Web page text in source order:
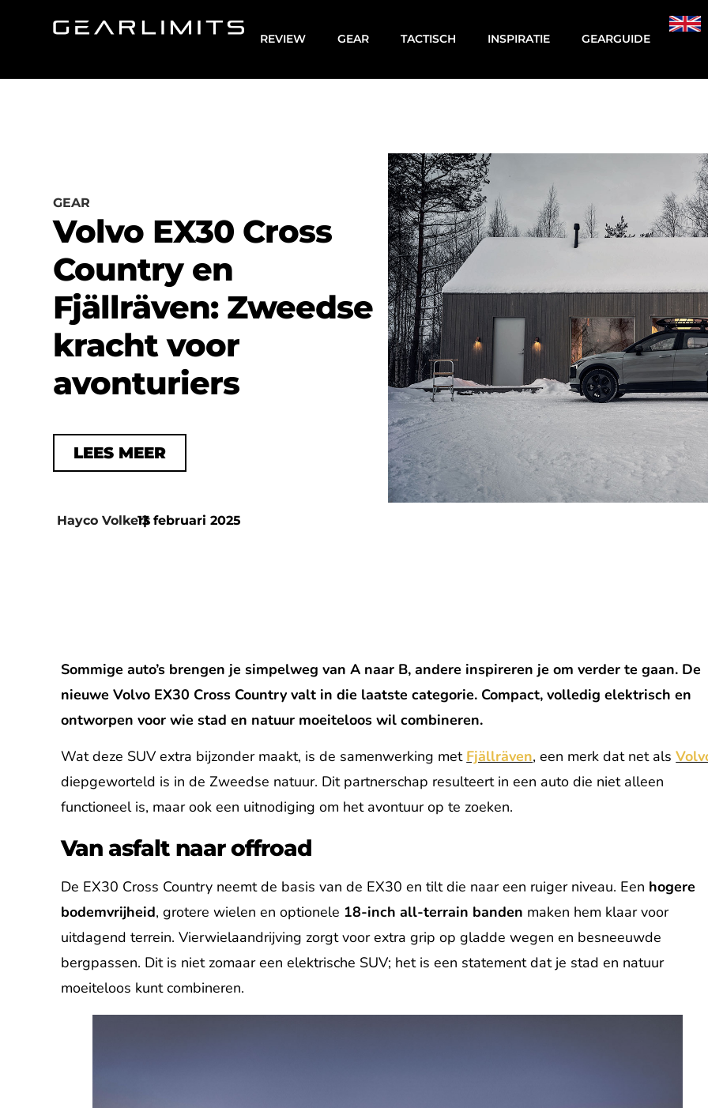
REVIEW GEAR TACTISCH INSPIRATIE GEARGUIDE
GEAR
Volvo EX30 Cross
Country en
Fjällräven: Zweedse
kracht voor
avonturiers
LEES MEER
Hayco Volkers
|
13 februari 2025
Sommige auto’s brengen je simpelweg van A naar B, andere inspireren je om verder te gaan. De
nieuwe Volvo EX30 Cross Country valt in die laatste categorie. Compact, volledig elektrisch en
ontworpen voor wie stad en natuur moeiteloos wil combineren.
Wat deze SUV extra bijzonder maakt, is de samenwerking met Fjällräven, een merk dat net als
diepgeworteld is in de Zweedse natuur. Dit partnerschap resulteert in een auto die niet alleen
functioneel is, maar ook een uitnodiging om het avontuur op te zoeken.
Van asfalt naar offroad
De EX30 Cross Country neemt de basis van de EX30 en tilt die naar een ruiger niveau. Een hogere
bodemvrijheid, grotere wielen en optionele 18-inch all-terrain banden maken hem klaar voor
uitdagend terrein. Vierwielaandrijving zorgt voor extra grip op gladde wegen en besneeuwde
bergpassen. Dit is niet zomaar een elektrische SUV; het is een statement dat je stad en natuur
moeiteloos kunt combineren.